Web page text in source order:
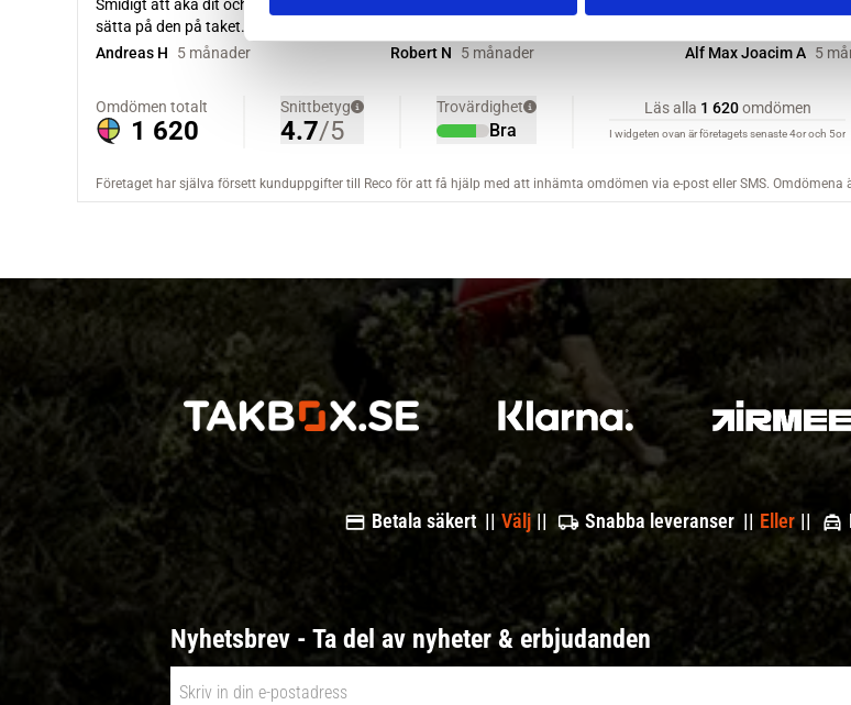
s
Betala säkert || Välj Snabba leveranser || Eller
Nyhetsbrev - Ta del av nyheter & erbjudanden